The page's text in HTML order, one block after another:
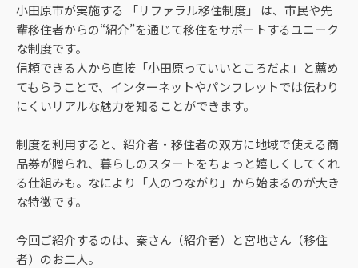
小田原市が実施する 「リファラル移住制度」 は、市民や先
輩移住者からの“紹介”を通じて移住をサポートするユニーク
な制度です。
信頼できる人から直接「小田原っていいところだよ」と薦め
てもらうことで、インターネットやパンフレットでは伝わり
にくいリアルな魅力を知ることができます。
制度を利用すると、紹介者・移住者の双方に地域で使える商
品券が贈られ、暮らしのスタートをちょっと嬉しくしてくれ
る仕組みも。なにより「人のつながり」から始まるのが大き
な特徴です。
今回ご紹介するのは、秦さん（紹介者）と宮地さん（移住
者）のお二人。